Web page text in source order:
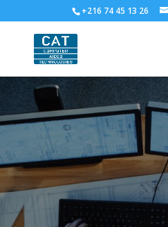
+216 74 45 13 26